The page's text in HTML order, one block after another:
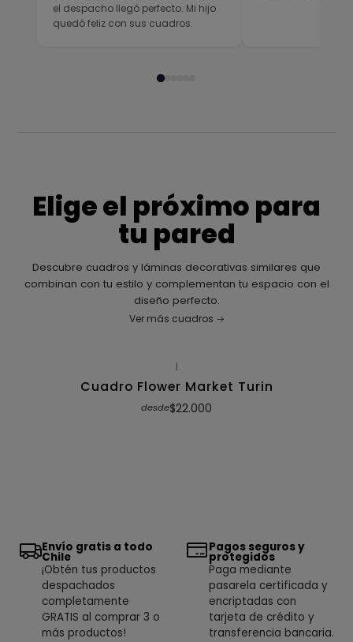
el despacho llegó perfecto. Mi hijo
quedó feliz con sus cuadros.
Elige el próximo para
tu pared
Descubre cuadros y láminas decorativas similares que
combinan con tu estilo y complementan tu espacio con el
diseño perfecto.
Ver más cuadros
|
Cuadro Flower Market Turin
desde$22.000
Envío gratis a todo
Chile
¡Obtén tus productos
despachados
completamente
GRATIS al comprar 3 o
más productos!
Pagos seguros y
protegidos
Paga mediante
pasarela certificada y
encriptadas con
tarjeta de crédito y
transferencia bancaria.